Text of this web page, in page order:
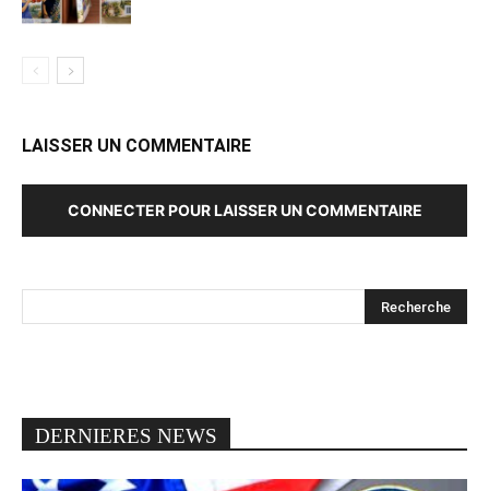
LAISSER UN COMMENTAIRE
CONNECTER POUR LAISSER UN COMMENTAIRE
DERNIERES NEWS